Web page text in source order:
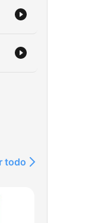
todo